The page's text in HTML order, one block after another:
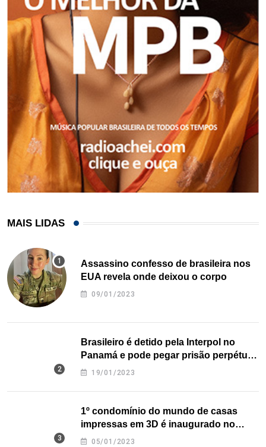
MAIS LIDAS
Assassino confesso de brasileira nos
EUA revela onde deixou o corpo
09/01/2023
Brasileiro é detido pela Interpol no
Panamá e pode pegar prisão perpétua
nos EUA
19/01/2023
1º condomínio do mundo de casas
impressas em 3D é inaugurado no
Texas
05/01/2023